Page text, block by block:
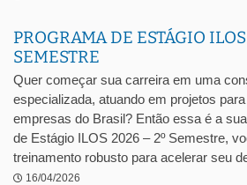
PROGRAMA DE ESTÁGIO
SEMESTRE
Quer começar sua carreira em uma
especializada, atuando em projetos
empresas do Brasil? Então essa é a
de Estágio ILOS 2026 – 2º Semestre,
treinamento robusto para acelerar seu
16/04/2026